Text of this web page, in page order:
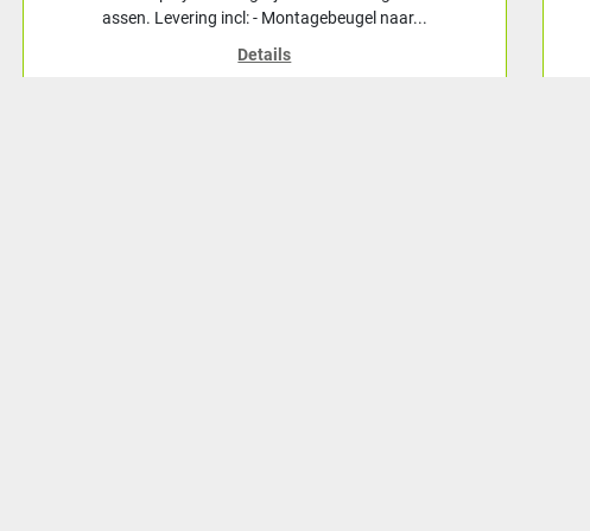
assen. Levering incl: - Montagebeugel naar...
Details